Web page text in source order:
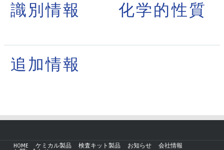
識別情報 化学的性質
追加情報
HOME ケミカル製品 検査キット製品 お知らせ
会社情報